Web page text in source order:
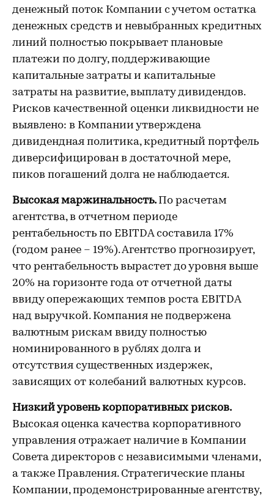
денежный поток Компании с учетом остатка
денежных средств и невыбранных кредитных
линий полностью покрывает плановые
платежи по долгу, поддерживающие
капитальные затраты и капитальные
затраты на развитие, выплату дивидендов.
Рисков качественной оценки ликвидности не
выявлено: в Компании утверждена
дивидендная политика, кредитный портфель
диверсифицирован в достаточной мере,
пиков погашений долга не наблюдается.
Высокая маржинальность. По расчетам
агентства, в отчетном периоде
рентабельность по EBITDA составила 17%
(годом ранее – 19%). Агентство прогнозирует,
что рентабельность вырастет до уровня выше
20% на горизонте года от отчетной даты
ввиду опережающих темпов роста EBITDA
над выручкой. Компания не подвержена
валютным рискам ввиду полностью
номинированного в рублях долга и
отсутствия существенных издержек,
зависящих от колебаний валютных курсов.
Низкий уровень корпоративных рисков.
Высокая оценка качества корпоративного
управления отражает наличие в Компании
Совета директоров с независимыми членами,
а также Правления. Стратегические планы
Компании, продемонстрированные агентству,